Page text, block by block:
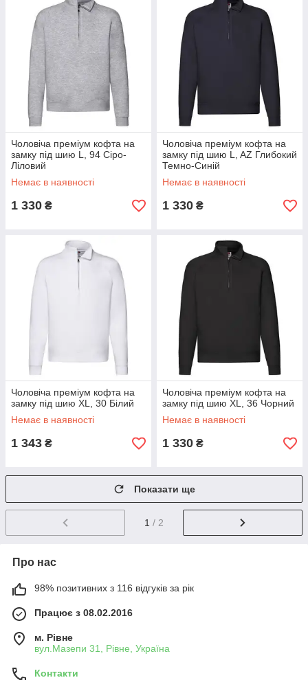
Чоловіча преміум кофта на
замку під шию L, 94 Сіро-
Ліловий
Немає в наявності
1 330 ₴
Чоловіча преміум кофта на
замку під шию L, AZ Глибокий
Темно-Синій
Немає в наявності
1 330 ₴
Чоловіча преміум кофта на
замку під шию XL, 30 Білий
Немає в наявності
1 343 ₴
Чоловіча преміум кофта на
замку під шию XL, 36 Чорний
Немає в наявності
1 330 ₴
Показати ще
1 / 2
Про нас
98% позитивних з 116 відгуків за рік
Працює з 08.02.2016
м. Рівне
вул.Мазепи 31, Рівне, Україна
Контакти